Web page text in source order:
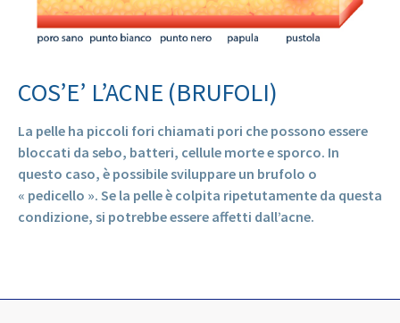
COS’E’ L’ACNE (BRUFOLI)
La pelle ha piccoli fori chiamati pori che possono essere
bloccati da sebo, batteri, cellule morte e sporco. In
questo caso, è possibile sviluppare un brufolo o
« pedicello ». Se la pelle è colpita ripetutamente da questa
condizione, si potrebbe essere affetti dall’acne.